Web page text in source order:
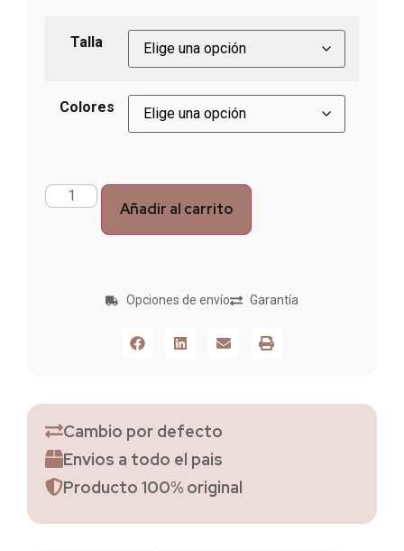
Talla
Colores
Añadir al carrito
Opciones de envío Garantía
Cambio por defecto
Envios a todo el pais
Producto 100% original